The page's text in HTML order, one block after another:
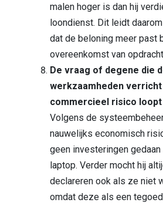
malen hoger is dan hij
loondienst. Dit leidt
dat de beloning meer past
overeenkomst van
De vraag of degene die
werkzaamheden
commercieel risico loopt
Volgens de
nauwelijks economisch
geen investeringen
laptop. Verder mocht hij
declareren ook als ze niet
omdat deze als een